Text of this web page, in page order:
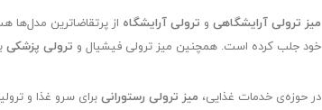
میز ترولی آرایشگاهی و ترولی آرایشگاه از پرتقاضاترین مدل‌ها
خود جلب کرده است. همچنین میز ترولی فیشیال و ترولی پزشکی
در حوزه‌ی خدمات غذایی، میز ترولی رستورانی برای سرو غذا و